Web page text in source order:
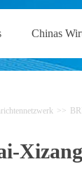
Chinas
>>